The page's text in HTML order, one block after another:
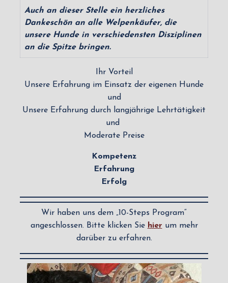
Auch an dieser Stelle ein herzliches
Dankeschön an alle Welpenkäufer, die
unsere Hunde in verschiedensten Disziplinen
an die Spitze bringen.
Ihr Vorteil
Unsere Erfahrung im Einsatz der eigenen Hunde
und
Unsere Erfahrung durch langjährige Lehrtätigkeit
und
Moderate Preise
Kompetenz
Erfahrung
Erfolg
Wir haben uns dem „10-Steps Program“
angeschlossen. Bitte klicken Sie hier um mehr
darüber zu erfahren.